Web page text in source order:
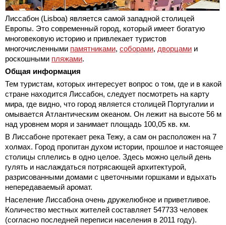
Лиссабон (Lisboa) является самой западной столицей
Европы. Это современный город, который имеет богатую
многовековую историю и привлекает туристов
многочисленными памятниками, соборами, дворцами и
роскошными пляжами.
Общая информация
Тем туристам, которых интересует вопрос о том, где и в какой
стране находится Лиссабон, следует посмотреть на карту
мира, где видно, что город является столицей Португалии и
омывается Атлантическим океаном. Он лежит на высоте 56 м
над уровнем моря и занимает площадь 100,05 кв. км.
В Лиссабоне протекает река Тежу, а сам он расположен на 7
холмах. Город пропитан духом истории, прошлое и настоящее
столицы сплелись в одно целое. Здесь можно целый день
гулять и наслаждаться потрясающей архитектурой,
разрисованными домами с цветочными горшками и вдыхать
непередаваемый аромат.
Население Лиссабона очень дружелюбное и приветливое.
Количество местных жителей составляет 547733 человек
(согласно последней переписи населения в 2011 году).